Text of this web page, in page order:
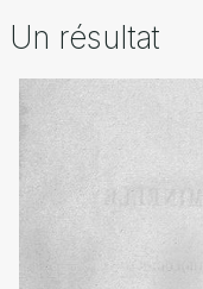
Un résultat